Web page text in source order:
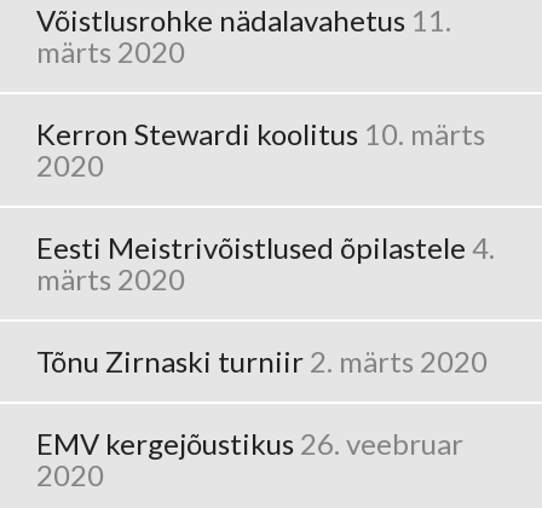
Võistlusrohke nädalavahetus 11.
märts 2020
Kerron Stewardi koolitus 10. märts
2020
Eesti Meistrivõistlused õpilastele 4.
märts 2020
Tõnu Zirnaski turniir 2. märts 2020
EMV kergejõustikus 26. veebruar
2020